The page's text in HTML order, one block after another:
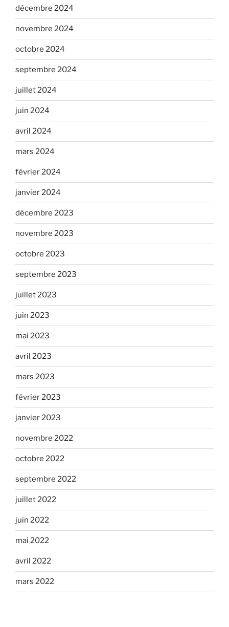
décembre 2024
novembre 2024
octobre 2024
septembre 2024
juillet 2024
juin 2024
avril 2024
mars 2024
février 2024
janvier 2024
décembre 2023
novembre 2023
octobre 2023
septembre 2023
juillet 2023
juin 2023
mai 2023
avril 2023
mars 2023
février 2023
janvier 2023
novembre 2022
octobre 2022
septembre 2022
juillet 2022
juin 2022
mai 2022
avril 2022
mars 2022